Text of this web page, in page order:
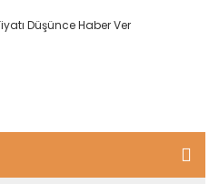
Düşünce Haber Ver